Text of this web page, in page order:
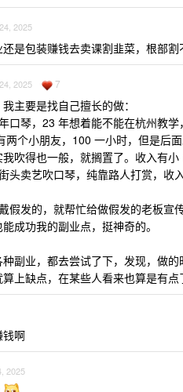
2025
是包装赚钱去卖课割韭菜，根部割
2025 7
主要是找自己擅长的做：
口琴，23 年想着能不能在杭州教
两个小朋友，100 一小时，但是后
吹得也一般，就搁置了。收入有小
头卖艺吹口琴，纯靠路人打赏，收
假发的，就帮忙给做假发的老板
成功我的副业点，挺神奇的。
副业，都去尝试了下，发现，做
上缺点，在某些人看来也算是有点
钱啊
2025